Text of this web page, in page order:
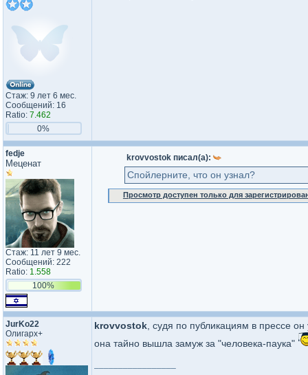
Стаж: 9 лет 6 мес.
Сообщений: 16
Ratio: 7.462
0%
fedje
Меценат
Стаж: 11 лет 9 мес.
Сообщений: 222
Ratio: 1.558
100%
krovvostok писал(а):
Спойлерните, что он узнал?
Просмотр доступен только для
JurKo22
Олигарх+
krovvostok , судя по публикациям в прессе он
она тайно вышла замуж за "человека-паука"